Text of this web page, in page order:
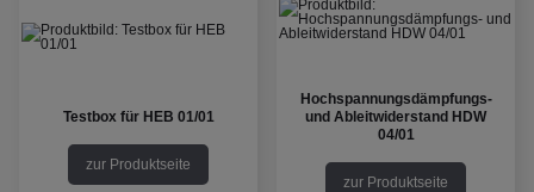
Testbox für HEB 01/01
zur Produktseite
Hochspannungsdämpfungs-
und Ableitwiderstand HDW
04/01
zur Produktseite